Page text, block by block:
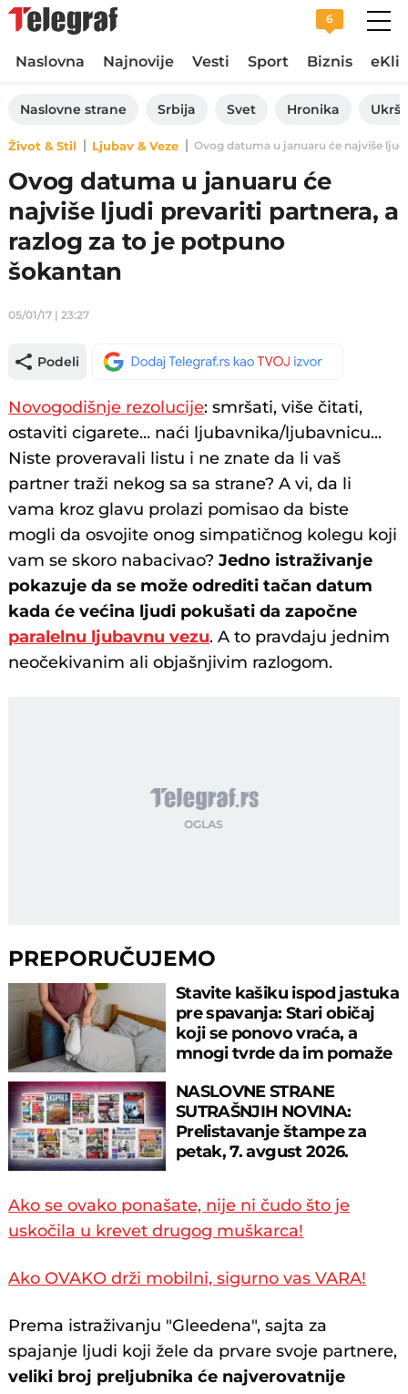
6
Naslovna Najnovije Vesti Sport Biznis
Naslovne strane Srbija Svet Hronika
Život & Stil Ljubav & Veze Ovog datuma u januaru će najviše
Ovog datuma u januaru će
najviše ljudi prevariti partnera, a
razlog za to je potpuno
šokantan
05/01/17 | 23:27
Podeli
Novogodišnje rezolucije: smršati, više čitati,
ostaviti cigarete... naći ljubavnika/ljubavnicu...
Niste proveravali listu i ne znate da li vaš
partner traži nekog sa sa strane? A vi, da li
vama kroz glavu prolazi pomisao da biste
mogli da osvojite onog simpatičnog kolegu koji
vam se skoro nabacivao?Jedno istraživanje
pokazuje da se može odrediti tačan datum
kada će većina ljudi pokušati da započne
paralelnu ljubavnu vezu. A to pravdaju jednim
neočekivanim ali objašnjivim razlogom.
PREPORUČUJEMO
Stavite kašiku ispod jastuka
pre spavanja: Stari običaj
koji se ponovo vraća, a
mnogi tvrde da im pomaže
NASLOVNE STRANE
SUTRAŠNJIH NOVINA:
Prelistavanje štampe za
petak, 7. avgust 2026.
Ako se ovako ponašate, nije ni čudo što je
uskočila u krevet drugog muškarca!
Ako OVAKO drži mobilni, sigurno vas VARA!
Prema istraživanju "Gleedena", sajta za
spajanje ljudi koji žele da prvare svoje partnere,
veliki broj preljubnika će najverovatnije